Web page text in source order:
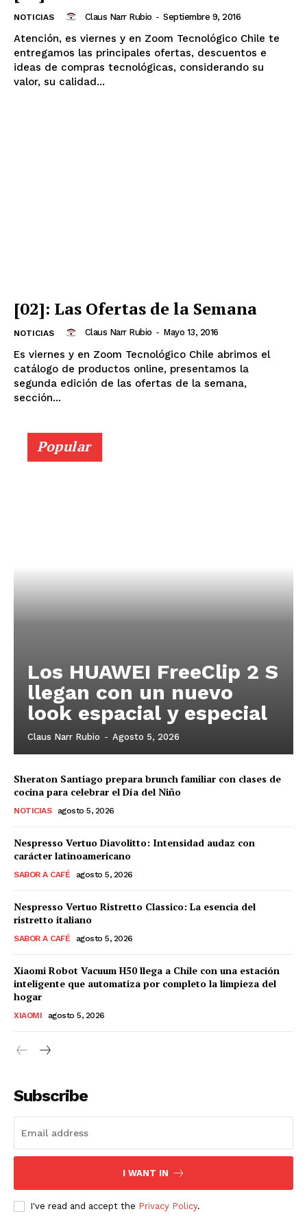
NOTICIAS Claus Narr Rubio - Septiembre 9, 2016
Atención, es viernes y en Zoom Tecnológico Chile te
entregamos las principales ofertas, descuentos e
ideas de compras tecnológicas, considerando su
valor, su calidad...
[02]: Las Ofertas de la Semana
NOTICIAS Claus Narr Rubio - Mayo 13, 2016
Es viernes y en Zoom Tecnológico Chile abrimos el
catálogo de productos online, presentamos la
segunda edición de las ofertas de la semana,
sección...
Popular
Los HUAWEI FreeClip 2 S
llegan con un nuevo
look espacial y especial
Claus Narr Rubio - Agosto 5, 2026
Sheraton Santiago prepara brunch familiar con clases de
cocina para celebrar el Día del Niño
NOTICIAS agosto 5, 2026
Nespresso Vertuo Diavolitto: Intensidad audaz con
carácter latinoamericano
SABOR A CAFÉ agosto 5, 2026
Nespresso Vertuo Ristretto Classico: La esencia del
ristretto italiano
SABOR A CAFÉ agosto 5, 2026
Xiaomi Robot Vacuum H50 llega a Chile con una estación
inteligente que automatiza por completo la limpieza del
hogar
XIAOMI agosto 5, 2026
Subscribe
I WANT IN
I've read and accept the Privacy Policy.